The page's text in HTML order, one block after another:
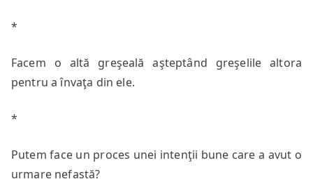
*
Facem o altă greşeală aşteptând greşelile altora
pentru a învaţa din ele.
*
Putem face un proces unei intenţii bune care a avut o
urmare nefastă?